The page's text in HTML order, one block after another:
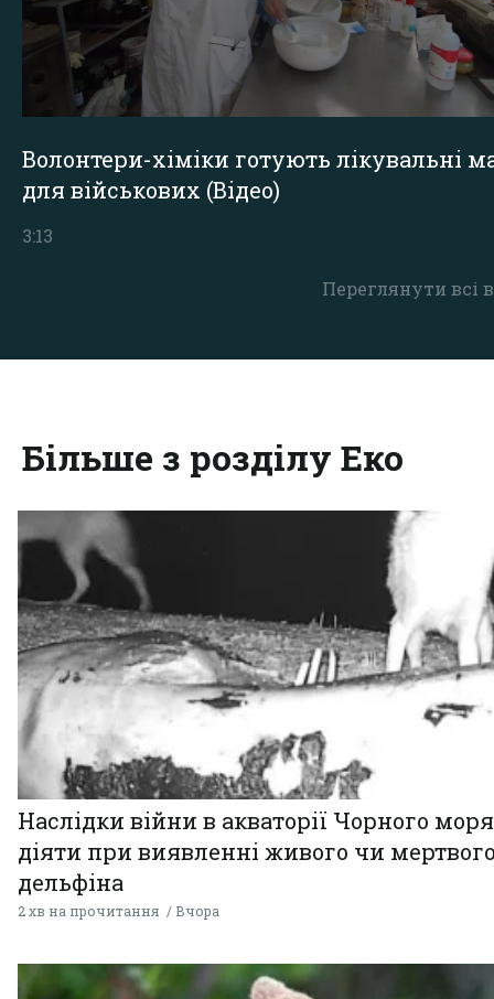
Переглянути всі
Волонтери-хіміки готують лікувальні
для військових (Відео)
3:13
Більше з розділу Еко
Наслідки війни в акваторії Чорного
діяти при виявленні живого чи
дельфіна
2 хв на прочитання Вчора